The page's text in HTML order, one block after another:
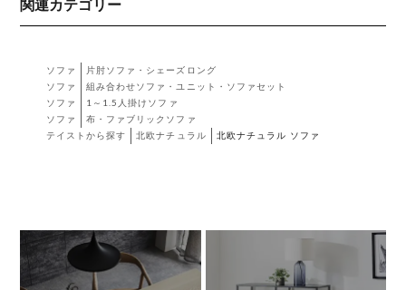
関連カテゴリー
ソファ
片肘ソファ・シェーズロング
ソファ
組み合わせソファ・ユニット・ソファセット
ソファ
1～1.5人掛けソファ
ソファ
布・ファブリックソファ
テイストから探す
北欧ナチュラル 北欧ナチュラル ソファ